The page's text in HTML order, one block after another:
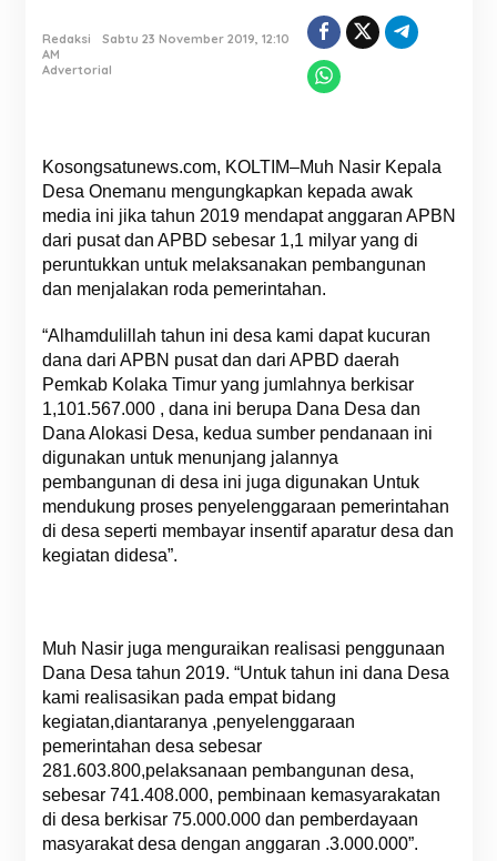
Redaksi
Sabtu 23 November 2019, 12:10
AM
Advertorial
Kosongsatunews.com, KOLTIM–Muh Nasir Kepala
Desa Onemanu mengungkapkan kepada awak
media ini jika tahun 2019 mendapat anggaran APBN
dari pusat dan APBD sebesar 1,1 milyar yang di
peruntukkan untuk melaksanakan pembangunan
dan menjalakan roda pemerintahan.
“Alhamdulillah tahun ini desa kami dapat kucuran
dana dari APBN pusat dan dari APBD daerah
Pemkab Kolaka Timur yang jumlahnya berkisar
1,101.567.000 , dana ini berupa Dana Desa dan
Dana Alokasi Desa, kedua sumber pendanaan ini
digunakan untuk menunjang jalannya
pembangunan di desa ini juga digunakan Untuk
mendukung proses penyelenggaraan pemerintahan
di desa seperti membayar insentif aparatur desa dan
kegiatan didesa”.
Muh Nasir juga menguraikan realisasi penggunaan
Dana Desa tahun 2019. “Untuk tahun ini dana Desa
kami realisasikan pada empat bidang
kegiatan,diantaranya ,penyelenggaraan
pemerintahan desa sebesar
281.603.800,pelaksanaan pembangunan desa,
sebesar 741.408.000, pembinaan kemasyarakatan
di desa berkisar 75.000.000 dan pemberdayaan
masyarakat desa dengan anggaran .3.000.000”.